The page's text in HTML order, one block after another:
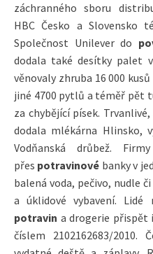
záchranného sboru
HBC Česko a Slovensko
Společnost Unilever do
dodala také desítky palet
věnovaly zhruba 16 000
jiné 4700 pytlů a téměř pět
za chybějící písek.
dodala mlékárna Hlinsko,
Vodňanská drůbež.
přes potravinové bankyv
balená voda, pečivo, nudle
a úklidové vybavení. Lidé
potravin a drogerie přispět
číslem 2102162683/2010.